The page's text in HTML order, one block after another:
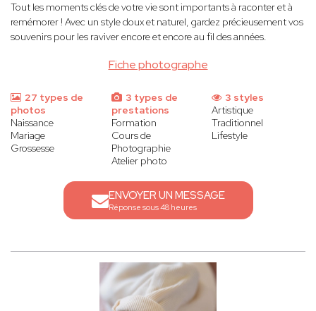
Fiche photographe
Tout les moments clés de votre vie sont importants à raconter et à
remémorer ! Avec un style doux et naturel, gardez précieusement vos
souvenirs pour les raviver encore et encore au fil des années.
27 types de
photos
Naissance
Mariage
Grossesse
3 types de
prestations
Formation
Cours de
Photographie
Atelier photo
3 styles
Artistique
Traditionnel
Lifestyle
ENVOYER UN MESSAGE
Réponse sous 48 heures